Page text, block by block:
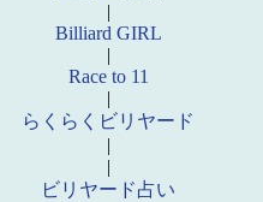
|
Billiard GIRL
|
Race to 11
|
らくらくビリヤード
|
|
ビリヤード占い